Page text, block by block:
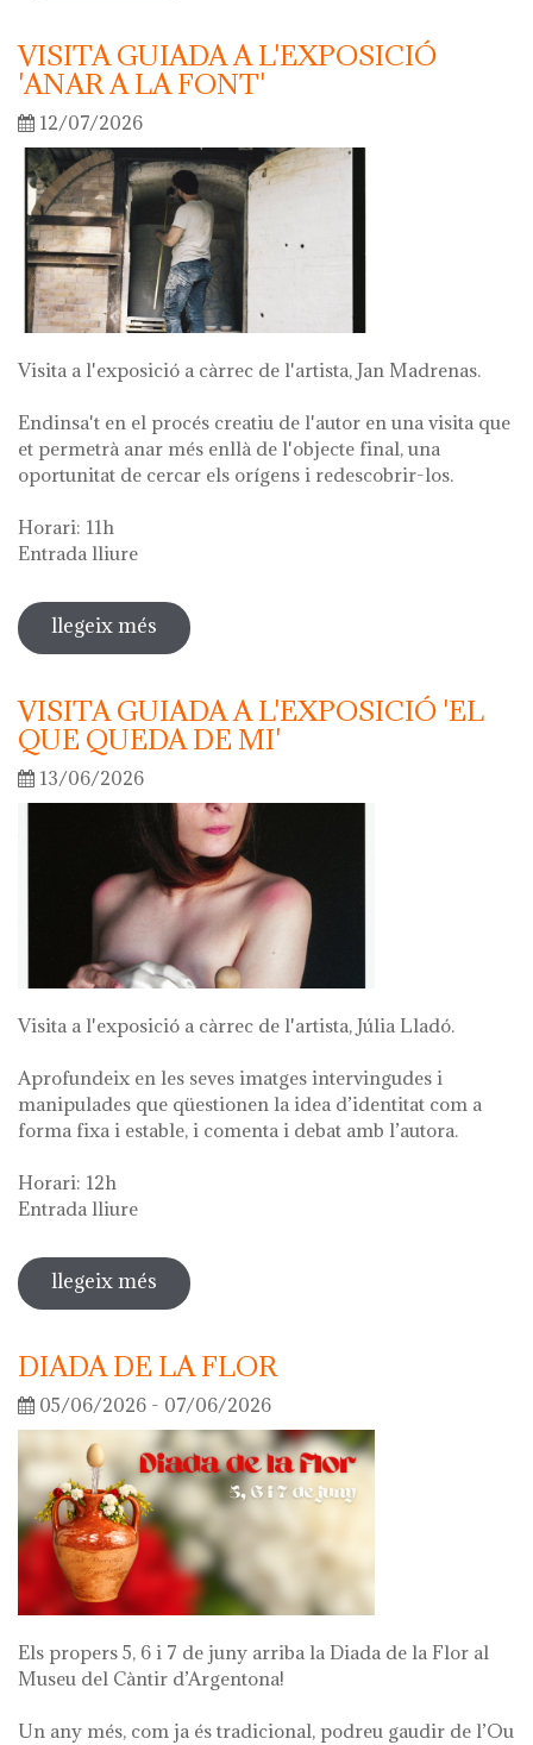
VISITA GUIADA A L'EXPOSICIÓ
'ANAR A LA FONT'
12/07/2026
Visita a l'exposició a càrrec de l'artista, Jan Madrenas.
Endinsa't en el procés creatiu de l'autor en una visita que
et permetrà anar més enllà de l'objecte final, una
oportunitat de cercar els orígens i redescobrir-los.
Horari: 11h
Entrada lliure
llegeix més sobre visita guiada a l'exposició 'anar
a la font'
VISITA GUIADA A L'EXPOSICIÓ 'EL
QUE QUEDA DE MI'
13/06/2026
Visita a l'exposició a càrrec de l'artista, Júlia Lladó.
Aprofundeix en les seves imatges intervingudes i
manipulades que qüestionen la idea d’identitat com a
forma fixa i estable, i comenta i debat amb l’autora.
Horari: 12h
Entrada lliure
llegeix més sobre visita guiada a l'exposició 'el
que queda de mi'
DIADA DE LA FLOR
05/06/2026 - 07/06/2026
Els propers 5, 6 i 7 de juny arriba la Diada de la Flor al
Museu del Càntir d’Argentona!
Un any més, com ja és tradicional, podreu gaudir de l’Ou